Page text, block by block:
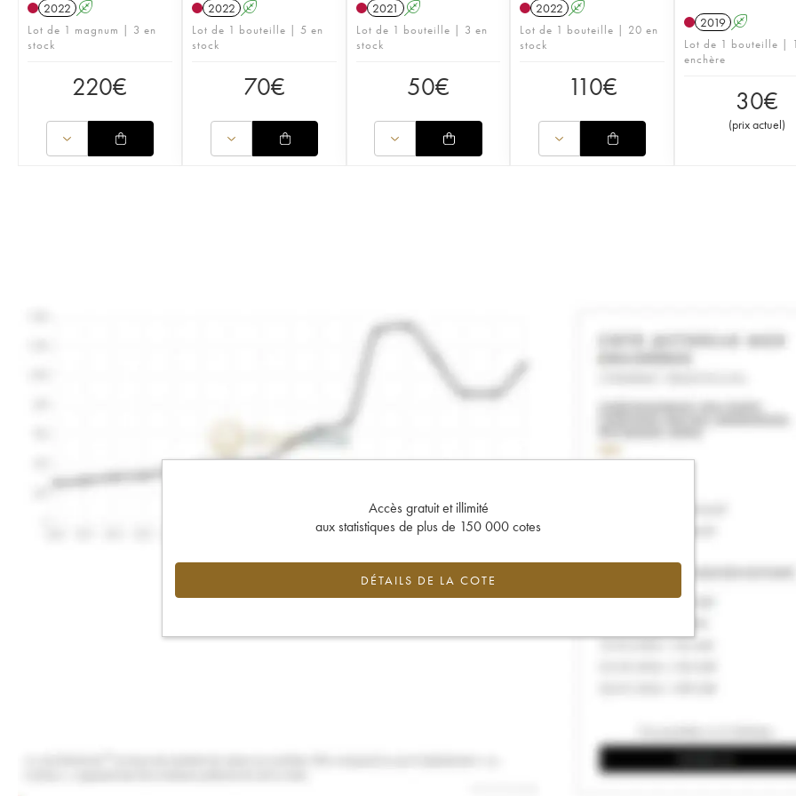
2022 A
Lot de 1 magnum | 3 en
stock
220€
2022 A
Lot de 1 bouteille | 5 en
stock
70€
2021 A
Lot de 1 bouteille | 3 en
stock
50€
2022 A
Lot de 1 bouteille | 20 en
stock
110€
2019 A
Lot de 1 bouteille |
enchère
30€
(prix actuel)
Accès gratuit et illimité
aux statistiques de plus de 150 000 cotes
DÉTAILS DE LA COTE